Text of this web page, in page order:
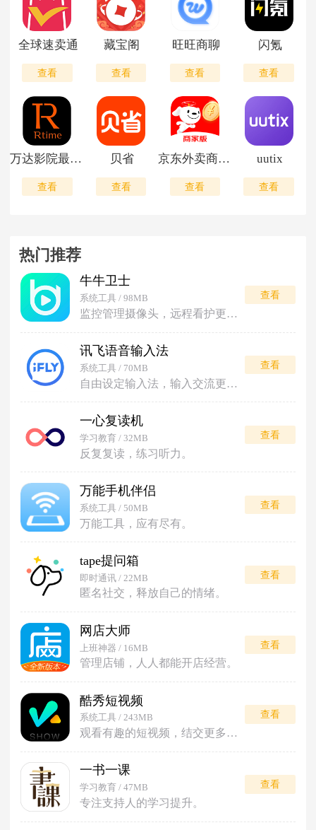
全球速卖通
查看
藏宝阁
查看
旺旺商聊
查看
闪氪
查看
万达影院最新版
查看
贝省
查看
京东外卖商家版app
查看
uutix
查看
热门推荐
牛牛卫士
系统工具 / 98MB
监控管理摄像头，远程看护更安心。
查看
讯飞语音输入法
系统工具 / 70MB
自由设定输入法，输入交流更便利。
查看
一心复读机
学习教育 / 32MB
反复复读，练习听力。
查看
万能手机伴侣
系统工具 / 50MB
万能工具，应有尽有。
查看
tape提问箱
即时通讯 / 22MB
匿名社交，释放自己的情绪。
查看
网店大师
上班神器 / 16MB
管理店铺，人人都能开店经营。
查看
酷秀短视频
系统工具 / 243MB
观看有趣的短视频，结交更多朋友。
查看
一书一课
学习教育 / 47MB
专注支持人的学习提升。
查看